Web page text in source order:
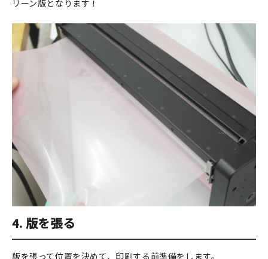
リーン版となります！
4. 版を張る
版を張って位置を決めて、印刷する前準備をします。